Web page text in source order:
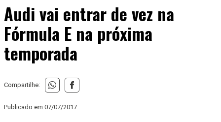
Audi vai entrar de vez na
Fórmula E na próxima
temporada
Compartilhe:
Publicado em 07/07/2017